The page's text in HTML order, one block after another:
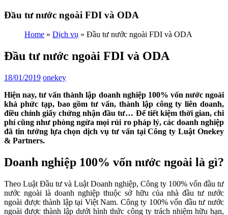
Đầu tư nước ngoài FDI và ODA
Home » Dịch vụ » Đầu tư nước ngoài FDI và ODA
Đầu tư nước ngoài FDI và ODA
18/01/2019 onekey
Hiện nay, tư vấn thành lập doanh nghiệp 100% vốn nước ngoài
khá phức tạp, bao gồm tư vấn, thành lập công ty liên doanh,
điều chỉnh giấy chứng nhận đầu tư… Để tiết kiệm thời gian, chi
phí cũng như phòng ngừa mọi rủi ro pháp lý, các doanh nghiệp
đã tin tưởng lựa chọn dịch vụ tư vấn tại Công ty Luật Onekey
& Partners.
Doanh nghiệp 100% vốn nước ngoài là gì?
Theo Luật Đầu tư và Luật Doanh nghiệp, Công ty 100% vốn đầu tư
nước ngoài là doanh nghiệp thuộc sở hữu của nhà đầu tư nước
ngoài được thành lập tại Việt Nam. Công ty 100% vốn đầu tư nước
ngoài được thành lập dưới hình thức công ty trách nhiệm hữu hạn,